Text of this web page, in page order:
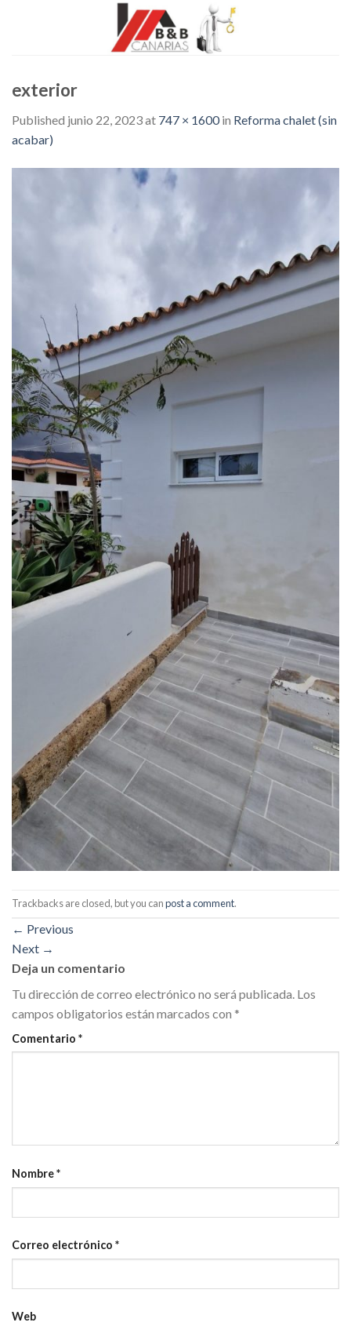
exterior
Published junio 22, 2023at 747 × 1600in Reforma chalet (sin
acabar)
Trackbacks are closed, but you canpost a comment.
← Previous
Next →
Deja un comentario
Tu dirección de correo electrónico no será publicada. Los
campos obligatorios están marcados con *
Comentario *
Nombre*
Correo electrónico *
Web